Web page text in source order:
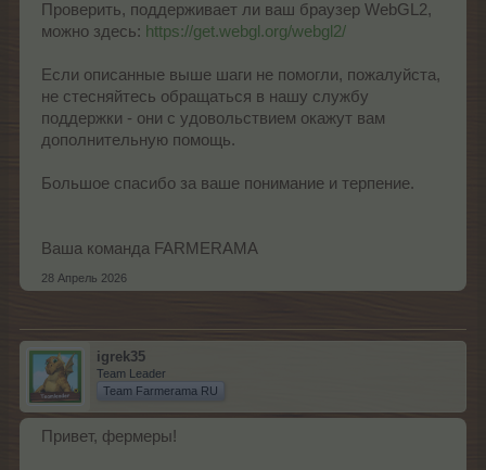
Проверить, поддерживает ли ваш браузер WebGL2,
можно здесь: https://get.webgl.org/webgl2/
Если описанные выше шаги не помогли, пожалуйста,
не стесняйтесь обращаться в нашу службу
поддержки - они с удовольствием окажут вам
дополнительную помощь.
Большое спасибо за ваше понимание и терпение.
Ваша команда FARMERAMA
28 Апрель 2026
igrek35
Team Leader
Team Farmerama RU
Привет, фермеры!